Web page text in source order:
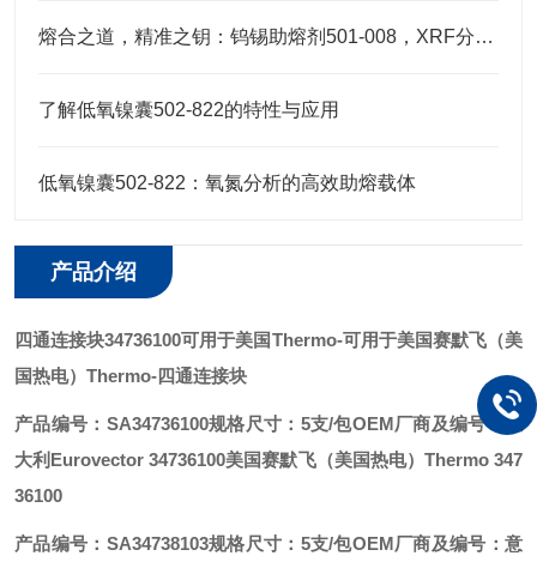
熔合之道，精准之钥：钨锡助熔剂501-008，XRF分析的伴侣
了解低氧镍囊502-822的特性与应用
低氧镍囊502-822：氧氮分析的高效助熔载体
产品介绍
四通连接块34736100可用于美国Thermo-可用于美国赛默飞（美
国热电）Thermo-四通连接块
产品编号：SA34736100规格尺寸：5支/包OEM厂商及编号：意
大利Eurovector 34736100美国赛默飞（美国热电）Thermo 347
36100
产品编号：SA34738103规格尺寸：5支/包OEM厂商及编号：意